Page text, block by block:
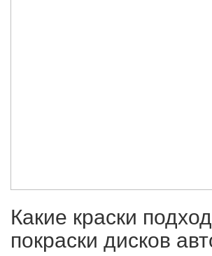
Какие краски
покраски дисков